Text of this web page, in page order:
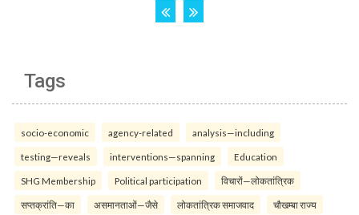
Tags
socio-economic agency-related analysis—including
testing—reveals interventions—spanning Education
SHG Membership Political participation विचारों—लोकतांत्रिक
सप्तक्रांति—का असमानताओं—जैसे लोकतांत्रिक समाजवाद चौखम्बा राज्य